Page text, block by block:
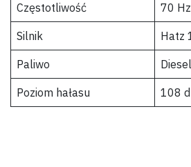
Częstotliwość 70 Hz
Silnik Hatz
Paliwo Diesel
Poziom hałasu 108